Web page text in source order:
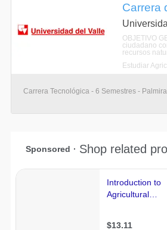
Carrera
OBJETIVO
ciudadano
recursos
Estudiar
Carrera Tecnológica - 6 Semestres - Palmira